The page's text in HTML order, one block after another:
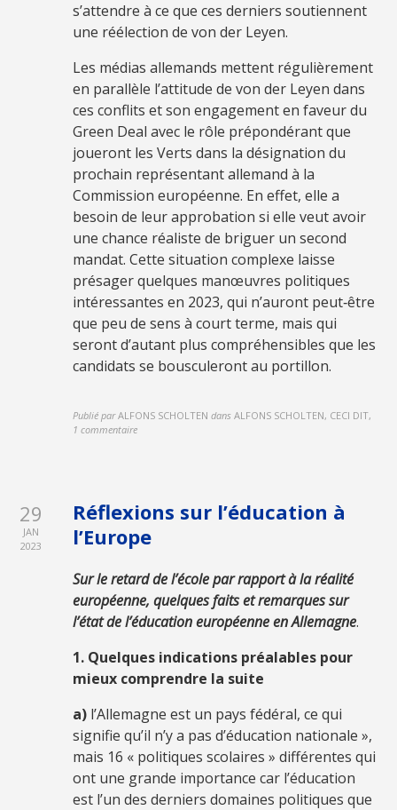
s’attendre à ce que ces derniers soutiennent
une réélection de von der Leyen.
Les médias allemands mettent régulièrement
en parallèle l’attitude de von der Leyen dans
ces conflits et son engagement en faveur du
Green Deal avec le rôle prépondérant que
joueront les Verts dans la désignation du
prochain représentant allemand à la
Commission européenne. En effet, elle a
besoin de leur approbation si elle veut avoir
une chance réaliste de briguer un second
mandat. Cette situation complexe laisse
présager quelques manœuvres politiques
intéressantes en 2023, qui n’auront peut‑être
que peu de sens à court terme, mais qui
seront d’autant plus compréhensibles que les
candidats se bousculeront au portillon.
Publié par ALFONS SCHOLTEN dans ALFONS SCHOLTEN, CECI DIT,
1 commentaire
29
JAN
2023
Réflexions sur l’éducation à
l’Europe
Sur le retard de l’école par rapport à la réalité
européenne, quelques faits et remarques sur
l’état de l’éducation européenne en Allemagne.
1. Quelques indications préalables pour
mieux comprendre la suite
a) l’Allemagne est un pays fédéral, ce qui
signifie qu’il n’y a pas d’éducation nationale »,
mais 16 « politiques scolaires » différentes qui
ont une grande importance car l’éducation
est l’un des derniers domaines politiques que